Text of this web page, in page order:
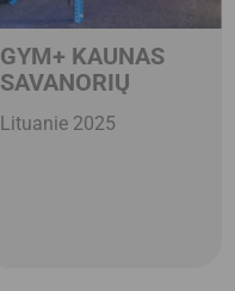
GYM+ KAUNAS
SAVANORIŲ
Lituanie 2025